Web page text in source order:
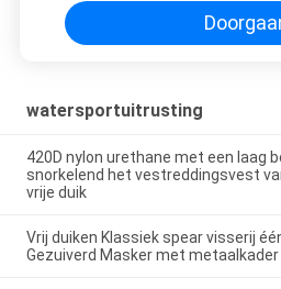
watersportuitrusting
420D nylon urethane met een laag
snorkelend het vestreddingsvest
vrije duik
Vrij duiken Klassiek spear visserij
Gezuiverd Masker met metaalkader